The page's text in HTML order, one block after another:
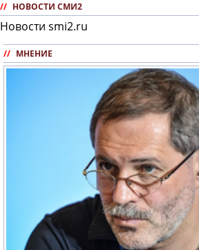
// НОВОСТИ СМИ2
Новости smi2.ru
// МНЕНИЕ